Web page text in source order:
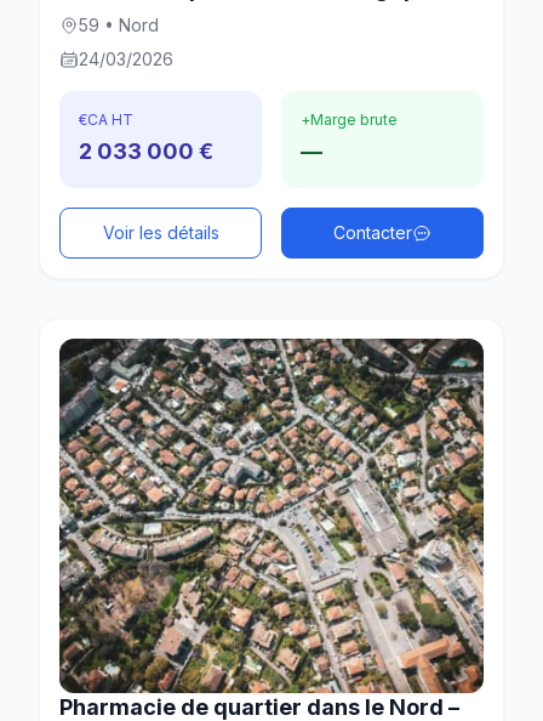
59 • Nord
24/03/2026
€CA HT
2 033 000 €
+Marge brute
—
Voir les détails Contacter
Pharmacie de quartier dans le Nord –